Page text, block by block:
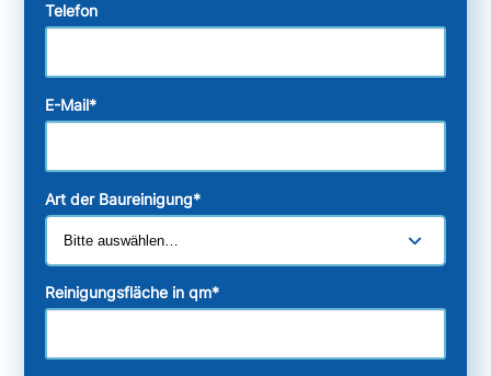
Telefon
E-Mail*
Art der Baureinigung*
Reinigungsfläche in qm*